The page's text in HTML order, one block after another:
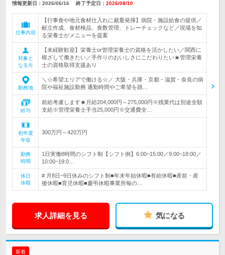
情報更新日：2026/06/16 終了予定日： 2026/08/10
仕事内容
【行事食や地元食材仕入れに裁量発揮】病院・施設給食の提供／
献立作成、食材検品、食数管理、トレーチェックなど／現場を知
る栄養士がメニューを提案
対象と
なる方
【未経験歓迎】栄養士or管理栄養士の資格を活かしたい／関西に
根ざして働きたい／手作りのおいしさにこだわりたい★管理栄養
士の資格取得支援あり
勤務地
＼☆希望エリアで働ける☆／ 大阪・兵庫・京都・滋賀・奈良の病
院や福祉施設勤務 通勤時間やご希望を踏…
給与
前給考慮します★月給204,000円～275,000円※残業代は別途全額
支給※管理栄養士手当25,000円※交通費全…
初年度
年収
300万円～420万円
勤務
時間
1日実働8時間のシフト制【シフト例】6:00~15:00／9:00~18:00／
10:00~19:0…
休日
休暇
# 月8日~9日休みのシフト制■年末年始休暇■有給休暇■産前・産
後休暇■育児休暇■慶弔休暇事業所毎の…
求人詳細を見る 気になる
新着